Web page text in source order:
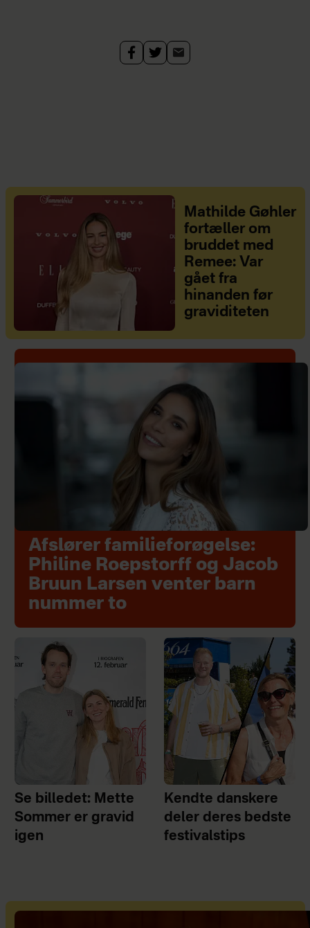
Mathilde Gøhler
fortæller om
bruddet med
Remee: Var
gået fra
hinanden før
graviditeten
Afslører familieforøgelse:
Philine Roepstorff og Jacob
Bruun Larsen venter barn
nummer to
Se billedet: Mette
Sommer er gravid
igen
Kendte danskere
deler deres bedste
festivalstips